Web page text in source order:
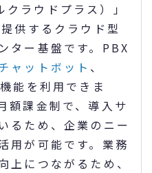
ラウドプラス）」
供するクラウド型
ター基盤です。PBX
ャットボット 、
能を利用できま
額課金制で、導入サ
るため、企業のニー
用が可能です。業務
上につながるため、